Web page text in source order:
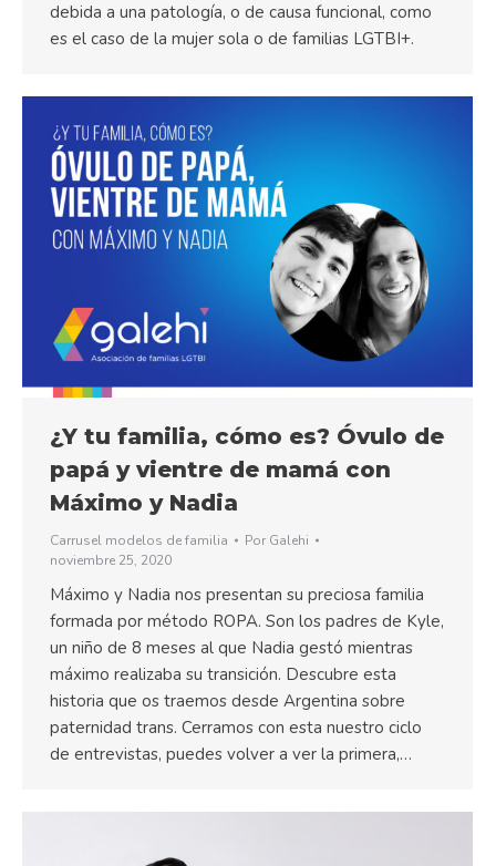
debida a una patología, o de causa funcional, como
es el caso de la mujer sola o de familias LGTBI+.
¿Y tu familia, cómo es? Óvulo de
papá y vientre de mamá con
Máximo y Nadia
Carrusel modelos de familia Por Galehi
noviembre 25, 2020
Máximo y Nadia nos presentan su preciosa familia
formada por método ROPA. Son los padres de Kyle,
un niño de 8 meses al que Nadia gestó mientras
máximo realizaba su transición. Descubre esta
historia que os traemos desde Argentina sobre
paternidad trans. Cerramos con esta nuestro ciclo
de entrevistas, puedes volver a ver la primera,…